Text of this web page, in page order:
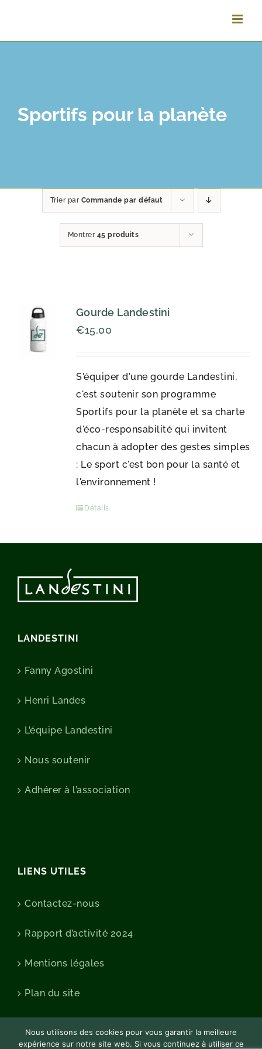
contenu
Sportifs pour la planète
Trier par Commande par défaut
Montrer 45 produits
Gourde Landestini
€15,00
S'équiper d'une gourde Landestini,
c'est soutenir son programme
Sportifs pour la planète et sa charte
d'éco-responsabilité qui invitent
chacun à adopter des gestes simples
: Le sport c'est bon pour la santé et
l'environnement !
Détails
LANDESTINI
Fanny Agostini
Henri Landes
L’équipe Landestini
Nous soutenir
Adhérer à l’association
LIENS UTILES
Contactez-nous
Rapport d’activité 2024
Mentions légales
Plan du site
Nous utilisons des cookies pour vous garantir la meilleure
expérience sur notre site web. Si vous continuez à utiliser ce